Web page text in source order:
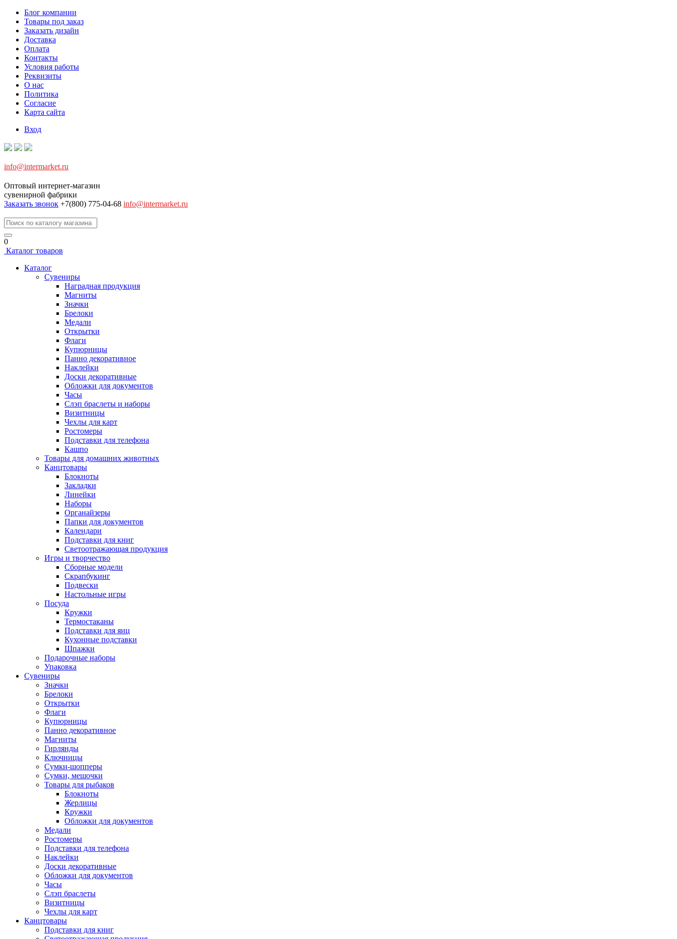
Блог компании
Товары под заказ
Заказать дизайн
Доставка
Оплата
Контакты
Условия работы
Реквизиты
О нас
Политика
Согласие
Карта сайта
Вход
info@intermarket.ru
Оптовый интернет-магазин
сувенирной фабрики
Заказать звонок +7(800) 775-04-68 info@intermarket.ru
0
Каталог товаров
Каталог
Сувениры
Наградная продукция
Магниты
Значки
Брелоки
Медали
Открытки
Флаги
Купюрницы
Панно декоративное
Наклейки
Доски декоративные
Обложки для документов
Часы
Слэп браслеты и наборы
Визитницы
Чехлы для карт
Ростомеры
Подставки для телефона
Кашпо
Товары для домашних животных
Канцтовары
Блокноты
Закладки
Линейки
Наборы
Органайзеры
Папки для документов
Календари
Подставки для книг
Светоотражающая продукция
Игры и творчество
Сборные модели
Скрапбукинг
Подвески
Настольные игры
Посуда
Кружки
Термостаканы
Подставки для яиц
Кухонные подставки
Шпажки
Подарочные наборы
Упаковка
Сувениры
Значки
Брелоки
Открытки
Флаги
Купюрницы
Панно декоративное
Магниты
Гирлянды
Ключницы
Сумки-шопперы
Сумки, мешочки
Товары для рыбаков
Блокноты
Жерлицы
Кружки
Обложки для документов
Медали
Ростомеры
Подставки для телефона
Наклейки
Доски декоративные
Обложки для документов
Часы
Слэп браслеты
Визитницы
Чехлы для карт
Канцтовары
Подставки для книг